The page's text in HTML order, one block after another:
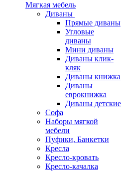
Мягкая мебель
Диваны
Прямые диваны
Угловые
диваны
Мини диваны
Диваны клик-
кляк
Диваны книжка
Диваны
еврокнижка
Диваны детские
Софа
Наборы мягкой
мебели
Пуфики, Банкетки
Кресла
Кресло-кровать
Кресло-качалка